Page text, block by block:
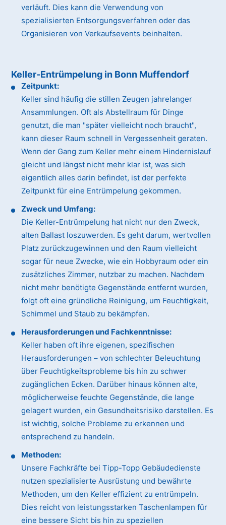
verläuft. Dies kann die Verwendung von
spezialisierten Entsorgungsverfahren oder das
Organisieren von Verkaufsevents beinhalten.
Keller-Entrümpelung in Bonn Muffendorf
Zeitpunkt:
Keller sind häufig die stillen Zeugen jahrelanger
Ansammlungen. Oft als Abstellraum für Dinge
genutzt, die man "später vielleicht noch braucht",
kann dieser Raum schnell in Vergessenheit geraten.
Wenn der Gang zum Keller mehr einem Hindernislauf
gleicht und längst nicht mehr klar ist, was sich
eigentlich alles darin befindet, ist der perfekte
Zeitpunkt für eine Entrümpelung gekommen.
Zweck und Umfang:
Die Keller-Entrümpelung hat nicht nur den Zweck,
alten Ballast loszuwerden. Es geht darum, wertvollen
Platz zurückzugewinnen und den Raum vielleicht
sogar für neue Zwecke, wie ein Hobbyraum oder ein
zusätzliches Zimmer, nutzbar zu machen. Nachdem
nicht mehr benötigte Gegenstände entfernt wurden,
folgt oft eine gründliche Reinigung, um Feuchtigkeit,
Schimmel und Staub zu bekämpfen.
Herausforderungen und Fachkenntnisse:
Keller haben oft ihre eigenen, spezifischen
Herausforderungen – von schlechter Beleuchtung
über Feuchtigkeitsprobleme bis hin zu schwer
zugänglichen Ecken. Darüber hinaus können alte,
möglicherweise feuchte Gegenstände, die lange
gelagert wurden, ein Gesundheitsrisiko darstellen. Es
ist wichtig, solche Probleme zu erkennen und
entsprechend zu handeln.
Methoden:
Unsere Fachkräfte bei Tipp-Topp Gebäudedienste
nutzen spezialisierte Ausrüstung und bewährte
Methoden, um den Keller effizient zu entrümpeln.
Dies reicht von leistungsstarken Taschenlampen für
eine bessere Sicht bis hin zu speziellen